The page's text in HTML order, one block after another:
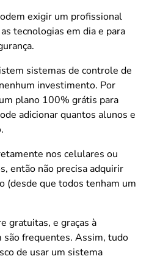
exigir um profissional
tecnologias em dia e para
sistemas de controle de
investimento. Por
plano 100% grátis para
adicionar quantos alunos e
nos celulares ou
então não precisa adquirir
(desde que todos tenham um
gratuitas, e graças à
frequentes. Assim, tudo
de usar um sistema